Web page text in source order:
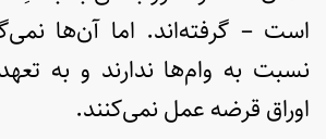
است – گرفته‌اند. اما آن‌ها
نسبت به وام‌ها ندارند و به
اوراق قرضه عمل نمی‌کنند.